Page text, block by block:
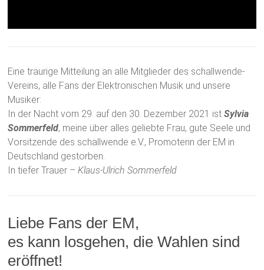
Eine traurige Mitteilung an alle Mitglieder des schallwende-
Vereins, alle Fans der Elektronischen Musik und unsere
Musiker:
In der Nacht vom 29. auf den 30. Dezember 2021 istSylvia
Sommerfeld, meine über alles geliebte Frau, gute Seele und
Vorsitzende des schallwende e.V., Promoterin der EM in
Deutschland gestorben.
In tiefer Trauer –Klaus-Ulrich Sommerfeld
Liebe Fans der EM,
es kann losgehen, die Wahlen sind
eröffnet!